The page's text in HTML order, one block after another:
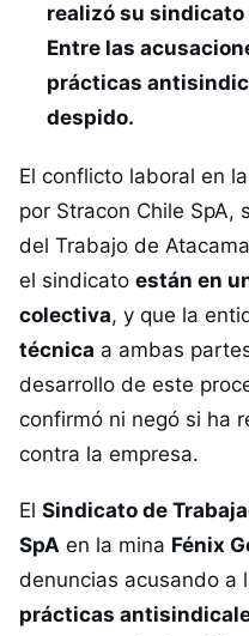
realizó su sindicato
Entre las
prácticas
despido.
El conflicto laboral en
por Stracon Chile SpA,
del Trabajo de
el sindicato están en
colectiva, y que la
técnica a ambas
desarrollo de este
confirmó ni negó si ha
contra la empresa.
El Sindicato de
SpA en la mina Fénix
denuncias acusando a
prácticas